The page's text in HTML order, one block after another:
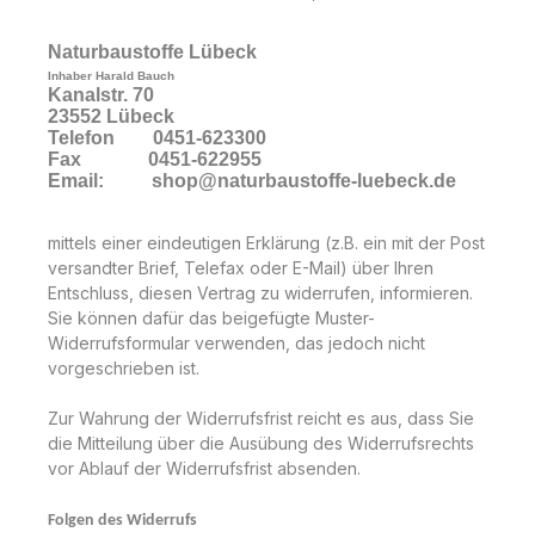
Naturbaustoffe Lübeck
Inhaber Harald Bauch
Kanalstr. 70
23552 Lübeck
Telefon
0451-623300
Fax
0451-622955
Email:
shop@naturbaustoffe-luebeck.de
mittels einer eindeutigen Erklärung (z.B. ein mit der Post
versandter Brief, Telefax oder E-Mail) über Ihren
Entschluss, diesen Vertrag zu widerrufen, informieren.
Sie können dafür das beigefügte Muster-
Widerrufsformular verwenden, das jedoch nicht
vorgeschrieben ist.
Zur Wahrung der Widerrufsfrist reicht es aus, dass Sie
die Mitteilung über die Ausübung des Widerrufsrechts
vor Ablauf der Widerrufsfrist absenden.
Folgen des Widerrufs